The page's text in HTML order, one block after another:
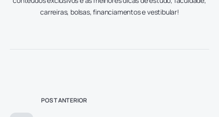
carreiras, bolsas, financiamentos e vestibular!
POST ANTERIOR